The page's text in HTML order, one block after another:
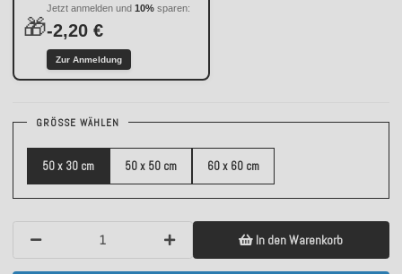
🎁
Jetzt anmelden und 10% sparen:
-2,20 €
Zur Anmeldung
GRÖSSE WÄHLEN
50 x 30 cm 50 x 50 cm 60 x 60 cm
In den Warenkorb